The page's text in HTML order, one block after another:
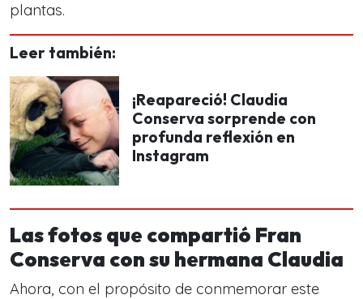
plantas.
Leer también:
¡Reapareció! Claudia
Conserva sorprende con
profunda reflexión en
Instagram
Las fotos que compartió Fran
Conserva con su hermana Claudia
Ahora, con el propósito de conmemorar este